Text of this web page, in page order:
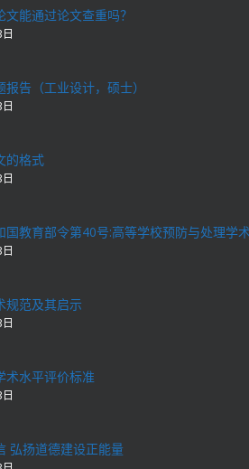
文能通过论文查重吗？
告（工业设计，硕士）
的格式
国教育部令第40号:高等学校预防与处理学
规范及其启示
术水平评价标准
弘扬道德建设正能量